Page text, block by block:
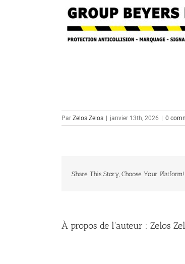
Par Zelos Zelos janvier 13th, 2026 0
Share This Story, Choose Your Platform!
À propos de l'auteur : Zelos